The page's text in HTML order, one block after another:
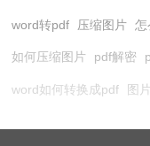
word转pdf 压缩图片 怎
如何压缩图片 pdf解密
word如何转换成pdf 图